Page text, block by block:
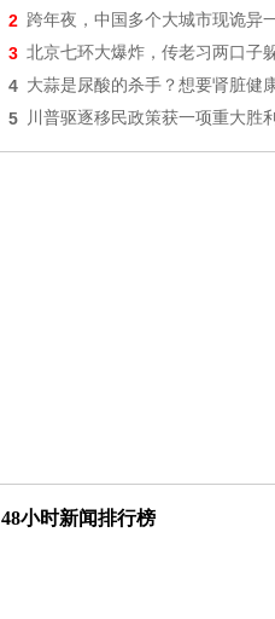
2 跨年夜，中国多个大城市现诡异
3 北京七环大爆炸，传老习两口子
4 大蒜是尿酸的杀手？想要肾脏健
5 川普驱逐移民政策获一项重大胜利
48小时新闻排行榜